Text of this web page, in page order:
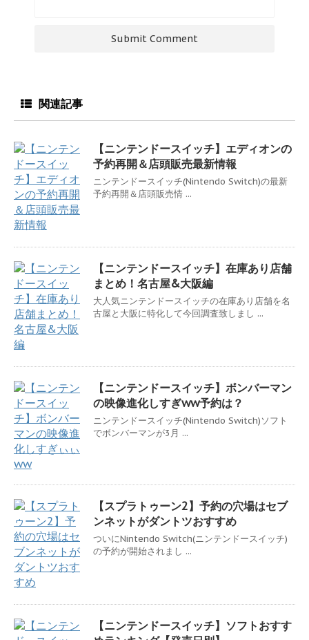
関連記事
【ニンテンドースイッチ】エディオンの
予約再開＆店頭販売最新情報
ニンテンドースイッチ(Nintendo Switch)の最新
予約再開＆店頭販売情 ...
【ニンテンドースイッチ】在庫あり店舗
まとめ！名古屋&大阪編
大人気ニンテンドースイッチの在庫あり店舗を名
古屋と大阪に特化して今回調査致しまし ...
【ニンテンドースイッチ】ボンバーマン
の映像進化しすぎww予約は？
ニンテンドースイッチ(Nintendo Switch)ソフト
でボンバーマンが3月 ...
【スプラトゥーン2】予約の穴場はセブ
ンネットがダントツおすすめ
ついにNintendo Switch(ニンテンドースイッチ)
の予約が開始されまし ...
【ニンテンドースイッチ】ソフトおすす